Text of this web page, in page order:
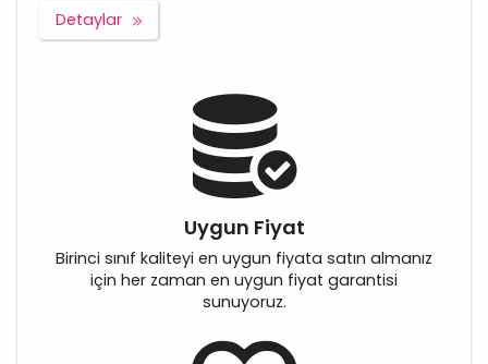
Detaylar
Uygun Fiyat
Birinci sınıf kaliteyi en uygun fiyata satın almanız
için her zaman en uygun fiyat garantisi
sunuyoruz.